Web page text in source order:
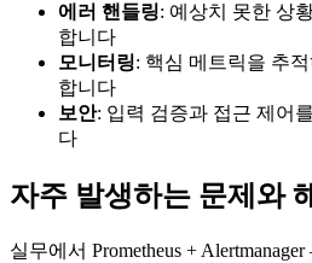
에러 핸들링: 예상치 못한 상
합니다
모니터링: 핵심 메트릭을 추
합니다
보안: 입력 검증과 접근 제어
다
자주 발생하는 문제와
실무에서 Prometheus +